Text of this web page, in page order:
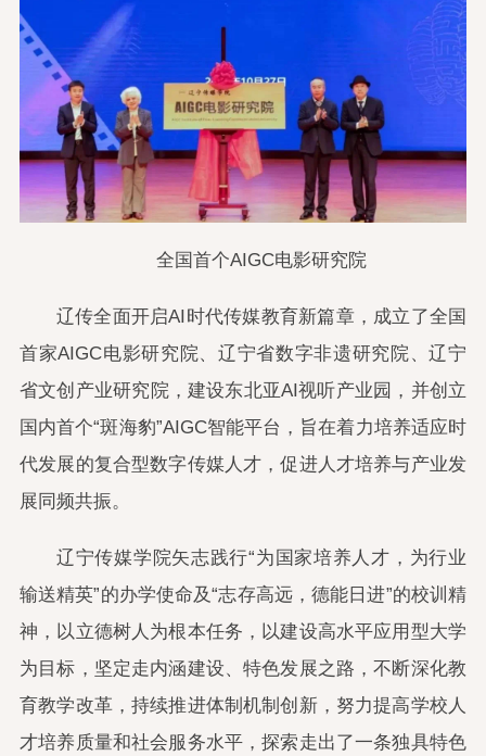
全国首个AIGC电影研究院
辽传全面开启AI时代传媒教育新篇章，成立了全国
首家AIGC电影研究院、辽宁省数字非遗研究院、辽宁
省文创产业研究院，建设东北亚AI视听产业园，并创立
国内首个“斑海豹”AIGC智能平台，旨在着力培养适应时
代发展的复合型数字传媒人才，促进人才培养与产业发
展同频共振。
辽宁传媒学院矢志践行“为国家培养人才，为行业
输送精英”的办学使命及“志存高远，德能日进”的校训精
神，以立德树人为根本任务，以建设高水平应用型大学
为目标，坚定走内涵建设、特色发展之路，不断深化教
育教学改革，持续推进体制机制创新，努力提高学校人
才培养质量和社会服务水平，探索走出了一条独具特色